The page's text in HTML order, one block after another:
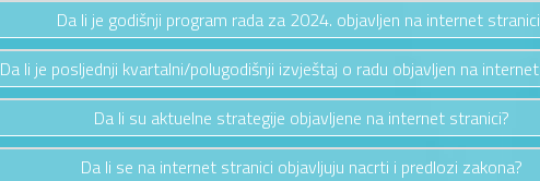
Da li je godišnji program rada za 2024. objavljen na internet
Da li je posljednji kvartalni/polugodišnji izvještaj o radu objavljen na
Da li su aktuelne strategije objavljene na internet stranici?
Da li se na internet stranici objavljuju nacrti i predlozi zakona?